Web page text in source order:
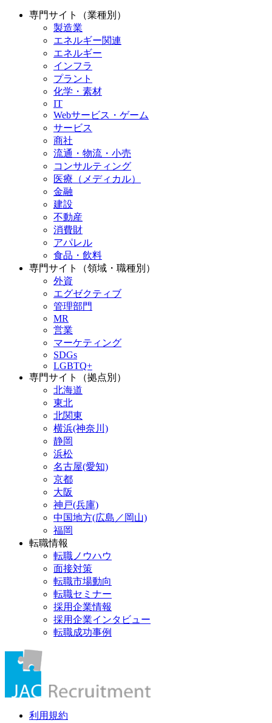
専門サイト（業種別）
製造業
エネルギー関連
エネルギー
インフラ
プラント
化学・素材
IT
Webサービス・ゲーム
サービス
商社
流通・物流・小売
コンサルティング
医療（メディカル）
金融
建設
不動産
消費財
アパレル
食品・飲料
専門サイト（領域・職種別）
外資
エグゼクティブ
管理部門
MR
営業
マーケティング
SDGs
LGBTQ+
専門サイト（拠点別）
北海道
東北
北関東
横浜(神奈川)
静岡
浜松
名古屋(愛知)
京都
大阪
神戸(兵庫)
中国地方(広島／岡山)
福岡
転職情報
転職ノウハウ
面接対策
転職市場動向
転職セミナー
採用企業情報
採用企業インタビュー
転職成功事例
利用規約